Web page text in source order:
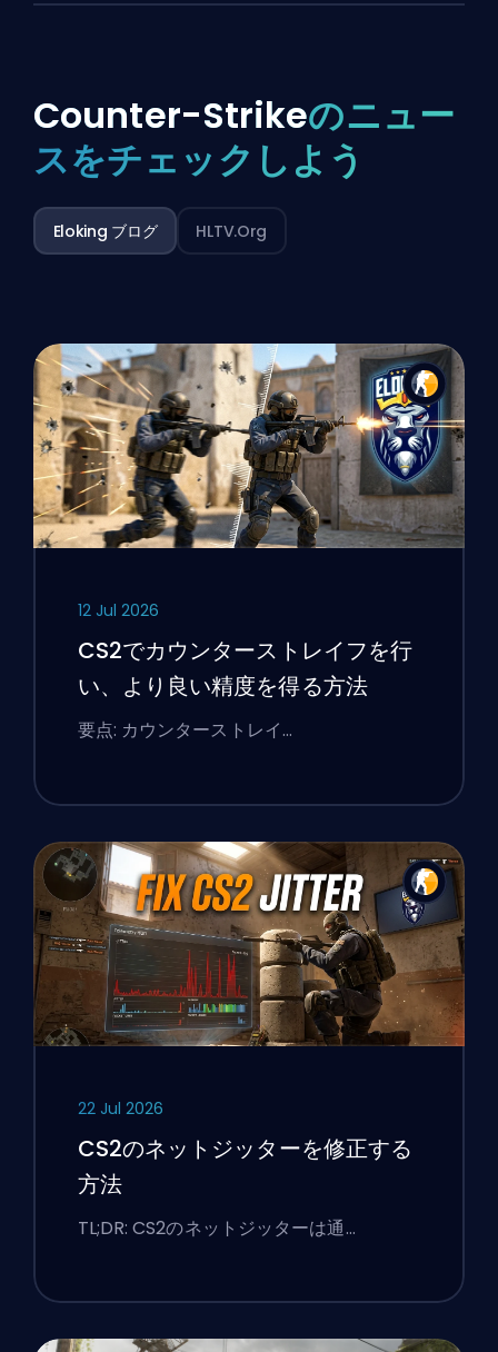
Counter-Strikeのニュー
スをチェックしよう
Eloking ブログ HLTV.org
12 Jul 2026
CS2でカウンターストレイフを行
い、より良い精度を得る方法
要点: カウンターストレイ…
22 Jul 2026
CS2のネットジッターを修正する
方法
TL;DR: CS2のネットジッターは通…